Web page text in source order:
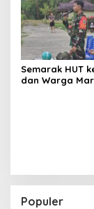
Semarak HUT
dan Warga
Populer